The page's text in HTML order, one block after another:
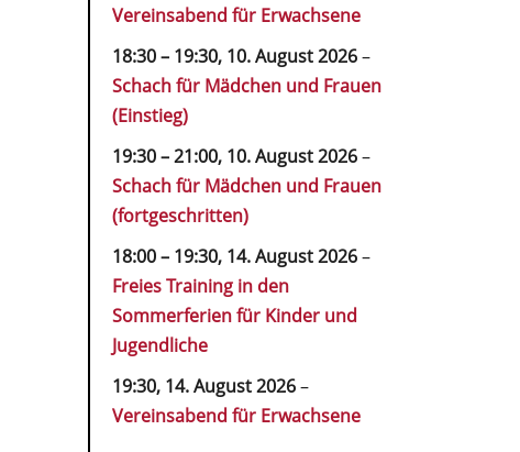
Vereinsabend für Erwachsene
18:30– 19:30, 10. August 2026–
Schach für Mädchen und Frauen
(Einstieg)
19:30–21:00, 10. August 2026–
Schach für Mädchen und Frauen
(fortgeschritten)
18:00– 19:30, 14. August 2026–
Freies Training in den
Sommerferien für Kinder und
Jugendliche
19:30, 14. August 2026–
Vereinsabend für Erwachsene